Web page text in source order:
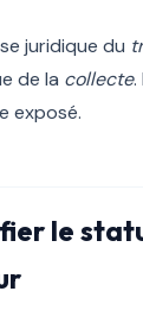
juridique du
de la collecte.
exposé.
le